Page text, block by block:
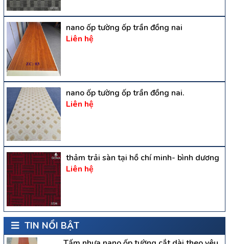
nano ốp tường ốp trần đồng nai
Liên hệ
nano ốp tường ốp trần đồng nai.
Liên hệ
thảm trải sàn tại hồ chí minh- bình dương
Liên hệ
TIN NỔI BẬT